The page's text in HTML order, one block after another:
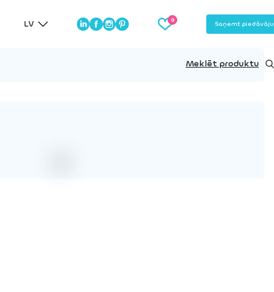
LV Saņemt
Meklēt produktu